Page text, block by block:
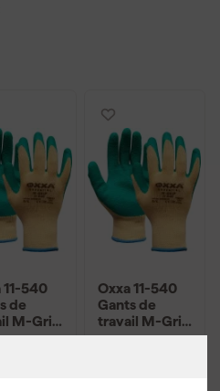
11-540
de
M-Grip
Jaune -
Oxxa 11-540
Gants de
travail M-Grip
- Vert/Jaune -